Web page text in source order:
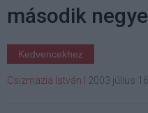
második
Kedvencekhez
Csizmazia István 2003 július